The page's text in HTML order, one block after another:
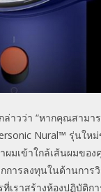
กล่าวว่า “หากคุณสามา
Nural™ รุ่นใหม่
ผมเข้าใกล้เส้นผมข
การลงทุนในด้านกา
เราสร้างห้องปฏิบัติ